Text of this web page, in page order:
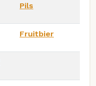
Pils
Fruitbier